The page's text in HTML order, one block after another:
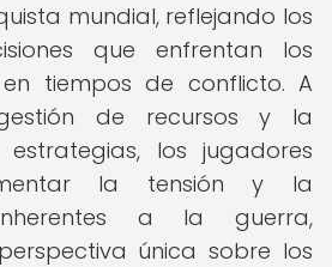
mundial, reflejando los
que enfrentan los
tiempos de conflicto. A
de recursos y la
los jugadores
la tensión y la
a la guerra,
única sobre los